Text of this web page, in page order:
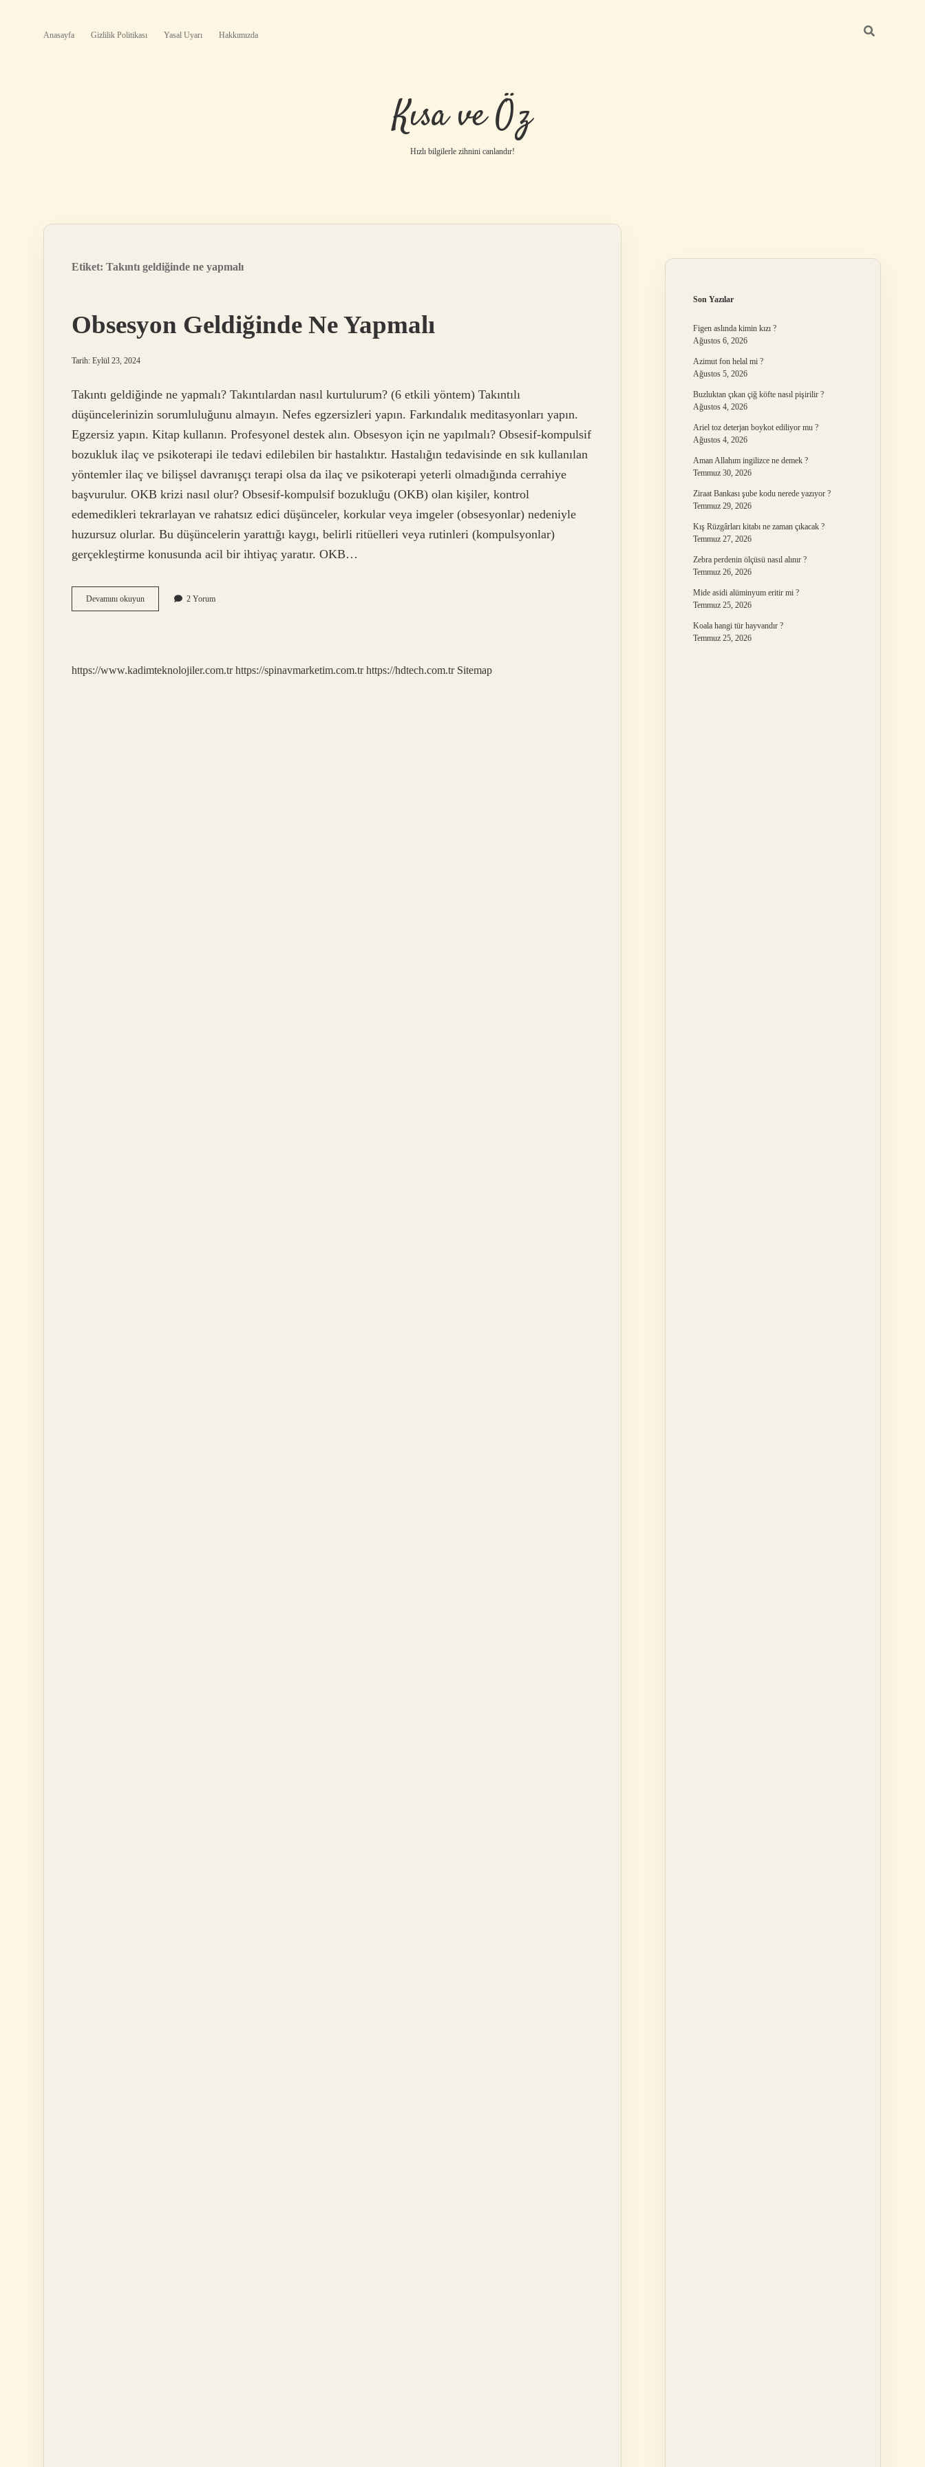
Anasayfa Gizlilik Politikası Yasal Uyarı Hakkımızda
Kısa ve Öz
Hızlı bilgilerle zihnini canlandır!
Etiket: Takıntı geldiğinde ne yapmalı
Obsesyon Geldiğinde Ne Yapmalı
Tarih: Eylül 23, 2024
Takıntı geldiğinde ne yapmalı? Takıntılardan nasıl kurtulurum? (6 etkili yöntem) Takıntılı
düşüncelerinizin sorumluluğunu almayın. Nefes egzersizleri yapın. Farkındalık meditasyonları yapın.
Egzersiz yapın. Kitap kullanın. Profesyonel destek alın. Obsesyon için ne yapılmalı? Obsesif-kompulsif
bozukluk ilaç ve psikoterapi ile tedavi edilebilen bir hastalıktır. Hastalığın tedavisinde en sık kullanılan
yöntemler ilaç ve bilişsel davranışçı terapi olsa da ilaç ve psikoterapi yeterli olmadığında cerrahiye
başvurulur. OKB krizi nasıl olur? Obsesif-kompulsif bozukluğu (OKB) olan kişiler, kontrol
edemedikleri tekrarlayan ve rahatsız edici düşünceler, korkular veya imgeler (obsesyonlar) nedeniyle
huzursuz olurlar. Bu düşüncelerin yarattığı kaygı, belirli ritüelleri veya rutinleri (kompulsyonlar)
gerçekleştirme konusunda acil bir ihtiyaç yaratır. OKB…
Devamını okuyunObsesyon
Geldiğinde
2 Yorum
https://www.kadimteknolojiler.com.tr https://spinavmarketim.com.tr https://hdtech.com.tr Sitemap
Son Yazılar
Figen aslında kimin kızı ?
Ağustos 6, 2026
Azimut fon helal mi ?
Ağustos 5, 2026
Buzluktan çıkan çiğ köfte nasıl pişirilir ?
Ağustos 4, 2026
Ariel toz deterjan boykot ediliyor mu ?
Ağustos 4, 2026
Aman Allahım ingilizce ne demek ?
Temmuz 30, 2026
Ziraat Bankası şube kodu nerede yazıyor ?
Temmuz 29, 2026
Kış Rüzgârları kitabı ne zaman çıkacak ?
Temmuz 27, 2026
Zebra perdenin ölçüsü nasıl alınır ?
Temmuz 26, 2026
Mide asidi alüminyum eritir mi ?
Temmuz 25, 2026
Koala hangi tür hayvandır ?
Temmuz 25, 2026